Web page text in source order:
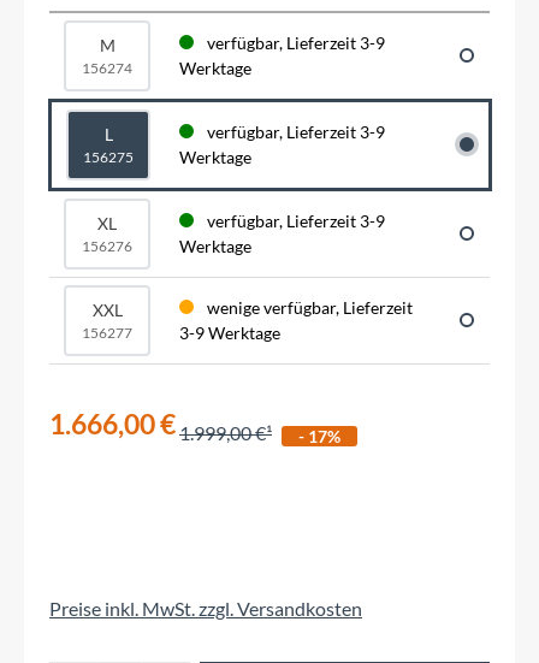
M
156274
verfügbar, Lieferzeit 3-9
Werktage
L
156275
verfügbar, Lieferzeit 3-9
Werktage
XL
156276
verfügbar, Lieferzeit 3-9
Werktage
XXL
156277
wenige verfügbar, Lieferzeit
3-9 Werktage
1.666,00 €1.999,00 € - 17%
Preise inkl. MwSt. zzgl. Versandkosten